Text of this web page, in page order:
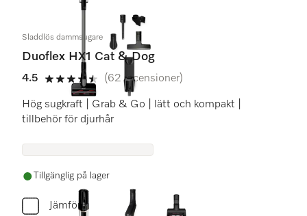
Sladdlös dammsugare
Duoflex HX1 Cat & Dog
4.5
4.5 stars out of 5
(62 recensioner)
Hög sugkraft | Grab & Go | lätt och kompakt |
tillbehör för djurhår
Tillgänglig på lager
Jämför